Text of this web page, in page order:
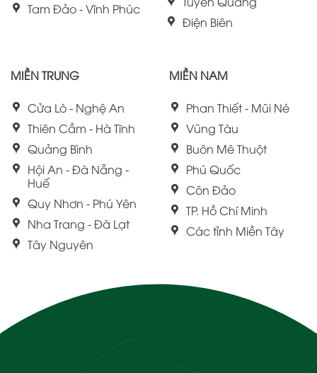
Tam Đảo - Vĩnh Phúc
Điện Biên
MIỀN TRUNG
Cửa Lò - Nghệ An
Thiên Cầm - Hà Tĩnh
Quảng Bình
Hội An - Đà Nẵng -
Huế
Quy Nhơn - Phú Yên
Nha Trang - Đà Lạt
Tây Nguyên
MIỀN NAM
Phan Thiết - Mũi Né
Vũng Tàu
Buôn Mê Thuột
Phú Quốc
Côn Đảo
TP. Hồ Chí Minh
Các tỉnh Miền Tây